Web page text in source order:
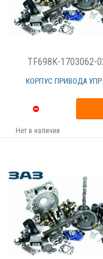
TF698K-1703062-
КОРПУС ПРИВОДА
Нет в наличии